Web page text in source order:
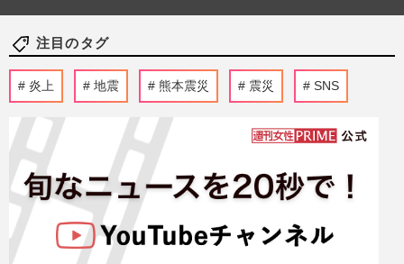
注目のタグ
炎上 地震 熊本震災 震災 SNS